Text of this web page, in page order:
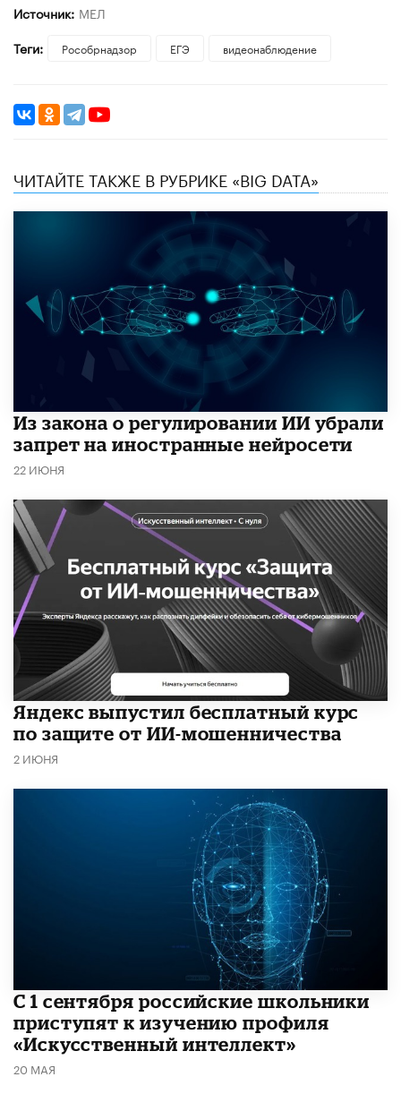
Источник: МЕЛ
Теги:
Рособрнадзор ЕГЭ видеонаблюдение
ЧИТАЙТЕ ТАКЖЕ В РУБРИКЕ «BIG DATA»
Из закона о регулировании ИИ убрали
запрет на иностранные нейросети
22 ИЮНЯ
​Яндекс выпустил бесплатный курс
по защите от ИИ-мошенничества
2 ИЮНЯ
С 1 сентября российские школьники
приступят к изучению профиля
«Искусственный интеллект»
20 МАЯ